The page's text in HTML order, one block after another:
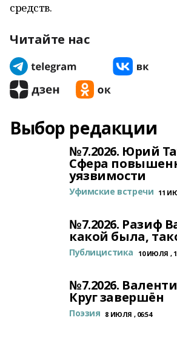
средств.
Читайте нас
Выбор редакции
№7.2026. Юрий
Сфера
уязвимости
Уфимские встречи 11
№7.2026. Разиф
какой была,
Публицистика 10 ИЮЛЯ ,
№7.2026.
Круг завершён
Поэзия 8 ИЮЛЯ , 06:54